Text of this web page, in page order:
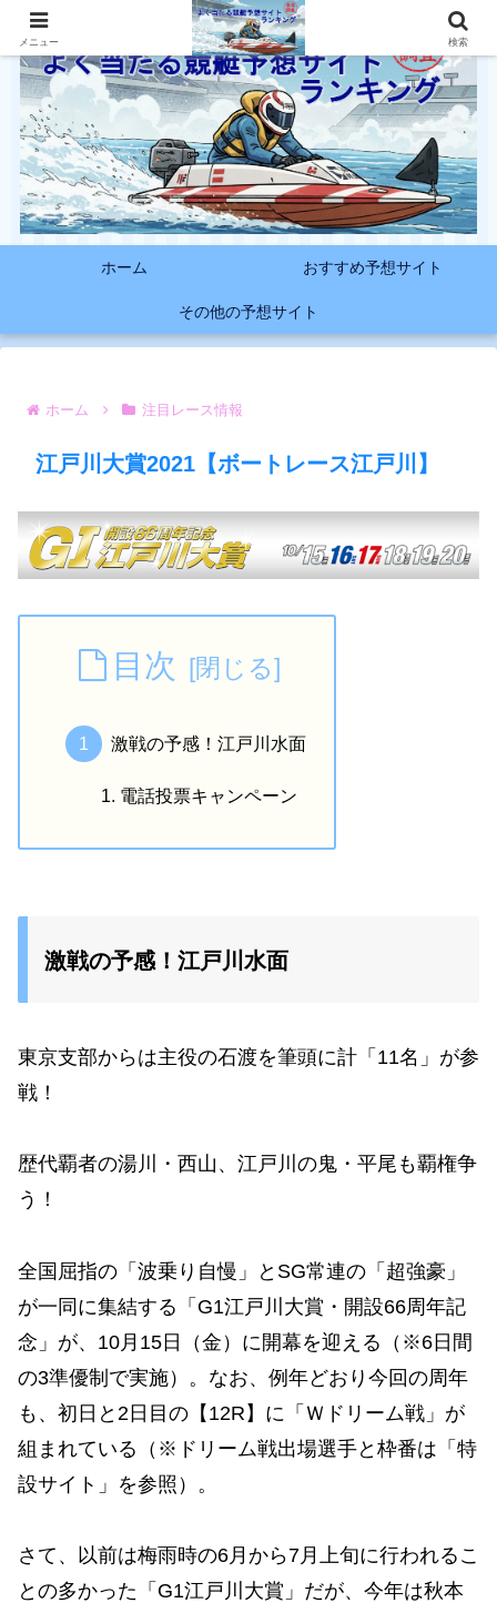
ホーム おすすめ予想サイト
その他の予想サイト
ホーム 注目レース情報
江戸川大賞2021【ボートレース江戸川】
目次
激戦の予感！江戸川水面
電話投票キャンペーン
激戦の予感！江戸川水面
東京支部からは主役の石渡を筆頭に計「11名」が参
戦！
歴代覇者の湯川・西山、江戸川の鬼・平尾も覇権争
う！
全国屈指の「波乗り自慢」とSG常連の「超強豪」
が一同に集結する「G1江戸川大賞・開設66周年記
念」が、10月15日（金）に開幕を迎える（※6日間
の3準優制で実施）。なお、例年どおり今回の周年
も、初日と2日目の【12R】に「Ｗドリーム戦」が
組まれている（※ドリーム戦出場選手と枠番は「特
設サイト」を参照）。
さて、以前は梅雨時の6月から7月上旬に行われるこ
との多かった「G1江戸川大賞」だが、今年は秋本
メニュー 検索